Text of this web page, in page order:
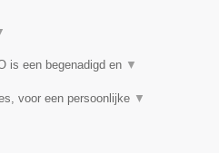
is een begenadigd en ▼
voor een persoonlijke ▼